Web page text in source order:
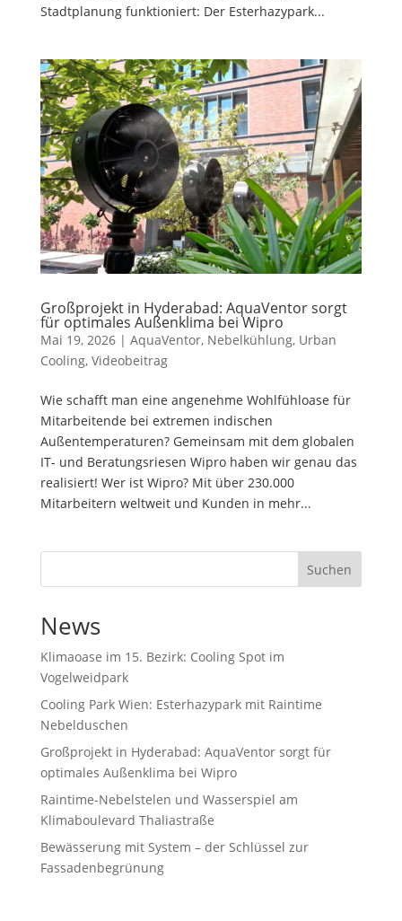
Stadtplanung funktioniert: Der Esterhazypark...
Großprojekt in Hyderabad: AquaVentor sorgt
für optimales Außenklima bei Wipro
Mai 19, 2026| AquaVentor, Nebelkühlung, Urban
Cooling, Videobeitrag
Wie schafft man eine angenehme Wohlfühloase für
Mitarbeitende bei extremen indischen
Außentemperaturen? Gemeinsam mit dem globalen
IT- und Beratungsriesen Wipro haben wir genau das
realisiert! Wer ist Wipro? Mit über 230.000
Mitarbeitern weltweit und Kunden in mehr...
Suchen
News
Klimaoase im 15. Bezirk: Cooling Spot im
Vogelweidpark
Cooling Park Wien: Esterhazypark mit Raintime
Nebelduschen
Großprojekt in Hyderabad: AquaVentor sorgt für
optimales Außenklima bei Wipro
Raintime-Nebelstelen und Wasserspiel am
Klimaboulevard Thaliastraße
Bewässerung mit System – der Schlüssel zur
Fassadenbegrünung